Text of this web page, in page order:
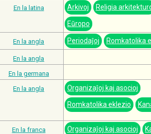
En la latina Arkivoj Religia
Eŭropo
En la angla Periodaĵoj Romkatolika
En la angla
En la germana
En la angla Organizaĵoj kaj asocioj
Romkatolika eklezio
En la franca Organizaĵoj kaj asocioj